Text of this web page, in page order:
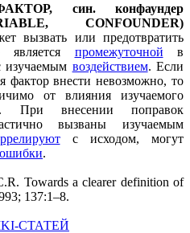
син. конфаундер
CONFOUNDER)
вызвать или предотвратить
промежуточной в
изучаемым воздействием. Если
внести невозможно, то
от влияния изучаемого
При внесении поправок
вызваны изучаемым
с исходом, могут
ошибки.
Towards a clearer definition of
137:1–8.
СТАТЕЙ